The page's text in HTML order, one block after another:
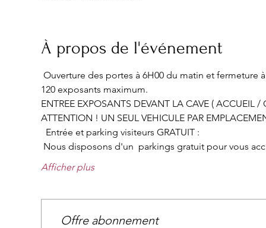
À propos de l'événement
Ouverture des portes à 6H00 du matin et fermeture
120 exposants maximum.
ENTREE EXPOSANTS DEVANT LA CAVE ( ACCUEIL /
ATTENTION ! UN SEUL VEHICULE PAR
Entrée et parking visiteurs GRATUIT :
Nous disposons d'un  parkings gratuit pour vous
Afficher plus
Offre abonnement